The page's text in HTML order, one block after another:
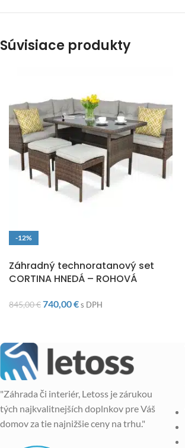
Súvisiace produkty
-12%
Záhradný technoratanový set
CORTINA HNEDÁ – ROHOVÁ
845,00€740,00€s DPH
"Záhrada či interiér, Letoss je zárukou
tých najkvalitnejších doplnkov pre Váš
domov za tie najnižšie ceny na trhu."